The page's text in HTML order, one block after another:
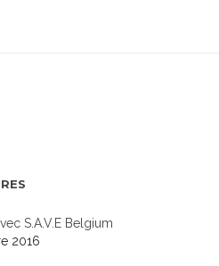
S.A.V.E Belgium
2016